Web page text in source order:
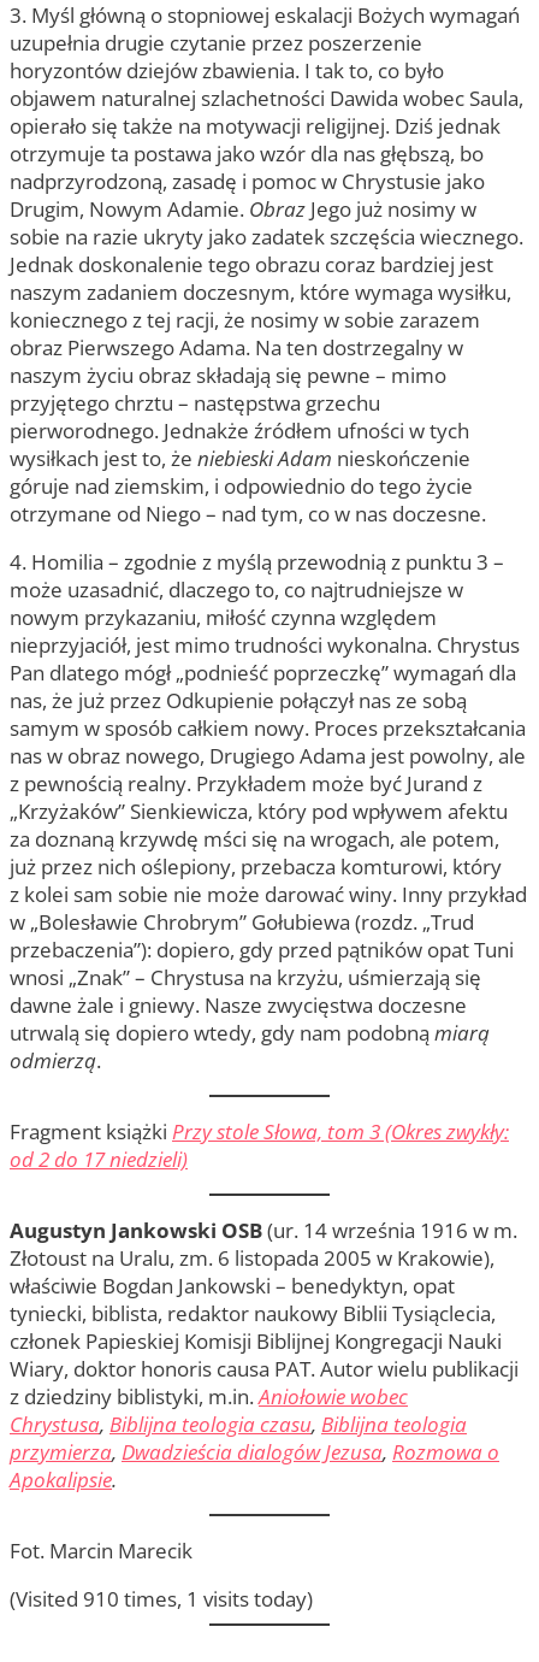
3. Myśl główną o stopniowej eskalacji Bożych wymagań
uzupełnia drugie czytanie przez poszerzenie
horyzontów dziejów zbawienia. I tak to, co było
objawem naturalnej szlachetności Dawida wobec Saula,
opierało się także na motywacji religijnej. Dziś jednak
otrzymuje ta postawa jako wzór dla nas głębszą, bo
nadprzyrodzoną, zasadę i pomoc w Chrystusie jako
Drugim, Nowym Adamie. Obraz Jego już nosimy w
sobie na razie ukryty jako zadatek szczęścia wiecznego.
Jednak doskonalenie tego obrazu coraz bardziej jest
naszym zadaniem doczesnym, które wymaga wysiłku,
koniecznego z tej racji, że nosimy w sobie zarazem
obraz Pierwszego Adama. Na ten dostrzegalny w
naszym życiu obraz składają się pewne – mimo
przyjętego chrztu – następstwa grzechu
pierworodnego. Jednakże źródłem ufności w tych
wysiłkach jest to, że niebieski Adam nieskończenie
góruje nad ziemskim, i odpowiednio do tego życie
otrzymane od Niego – nad tym, co w nas doczesne.
4. Homilia – zgodnie z myślą przewodnią z punktu 3 –
może uzasadnić, dlaczego to, co najtrudniejsze w
nowym przykazaniu, miłość czynna względem
nieprzyjaciół, jest mimo trudności wykonalna. Chrystus
Pan dlatego mógł „podnieść poprzeczkę” wymagań dla
nas, że już przez Odkupienie połączył nas ze sobą
samym w sposób całkiem nowy. Proces przekształcania
nas w obraz nowego, Drugiego Adama jest powolny, ale
z pewnością realny. Przykładem może być Jurand z
„Krzyżaków” Sienkiewicza, który pod wpływem afektu
za doznaną krzywdę mści się na wrogach, ale potem,
już przez nich oślepiony, przebacza komturowi, który
z kolei sam sobie nie może darować winy. Inny przykład
w „Bolesławie Chrobrym” Gołubiewa (rozdz. „Trud
przebaczenia”): dopiero, gdy przed pątników opat Tuni
wnosi „Znak” – Chrystusa na krzyżu, uśmierzają się
dawne żale i gniewy. Nasze zwycięstwa doczesne
utrwalą się dopiero wtedy, gdy nam podobną miarą
odmierzą.
Fragment książki Przy stole Słowa, tom 3 (Okres zwykły:
od 2 do 17 niedzieli)
Augustyn Jankowski OSB(ur. 14 września 1916 w m.
Złotoust na Uralu, zm. 6 listopada 2005 w Krakowie),
właściwie Bogdan Jankowski – benedyktyn, opat
tyniecki, biblista, redaktor naukowy Biblii Tysiąclecia,
członek Papieskiej Komisji Biblijnej Kongregacji Nauki
Wiary, doktor honoris causa PAT. Autor wielu publikacji
z dziedziny biblistyki, m.in.Aniołowie wobec
Chrystusa, Biblijna teologia czasu, Biblijna teologia
przymierza, Dwadzieścia dialogów Jezusa, Rozmowa o
Apokalipsie.
Fot. Marcin Marecik
(Visited 910 times, 1 visits today)